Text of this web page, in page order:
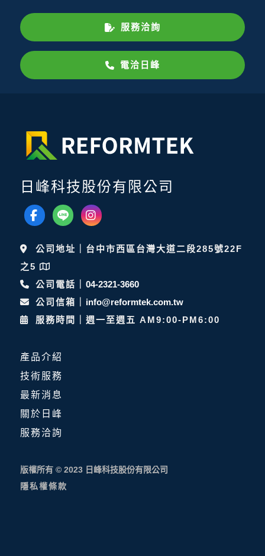
服務洽詢
電洽日峰
日峰科技股份有限公司
公司地址｜台中市西區台灣大道二段285號22F
之5
公司電話｜ 04-2321-3660
公司信箱｜ info@reformtek.com.tw
服務時間｜週一至週五 AM9:00-PM6:00
產品介紹
技術服務
最新消息
關於日峰
服務洽詢
版權所有 © 2023 日峰科技股份有限公司
隱私權條款